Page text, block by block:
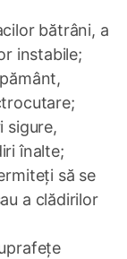
bătrâni, a
instabile;
sigure,
înalte;
să se
a clădirilor